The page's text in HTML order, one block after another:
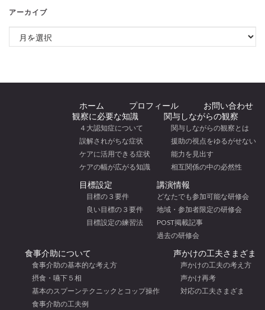
アーカイブ
アーカイブ
ホーム プロフィール
お問い合わせ
観察に必要な知識
４大認知症について
誤解されがちな症状
ケアに活用できる症状
ケアの幅が広がる知識
関与しながらの観察
関与しながらの観察とは
援助の視点をゆるがせない
能力を見出す
相互関係の中の必然性
目標設定
目標の３要件
良い目標の３要件
目標設定の練習法
講演情報
どなたでも参加可能な研修会
地域・参加者限定の研修会
POST掲載記事
過去の研修会
食事介助について
食事介助の基本的な考え方
摂食・嚥下５相
基本のスプーンテクニックとコップ操作
食事介助の工夫例
声かけの工夫さまざま
声かけの工夫の考え方
声かけ再考
対応の工夫さまざま